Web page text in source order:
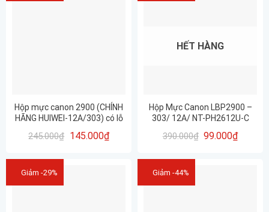
Hộp mực canon 2900 (CHÍNH
HÃNG HUIWEI-12A/303) có lỗ
LƯỢNG – IN ĐẸP
245.000₫ 145.000₫
HẾT HÀNG
Hộp Mực Canon LBP2900 –
303/ 12A/ NT-PH2612U-C
390.000₫ 99.000₫
Giảm -29% Giảm -44%